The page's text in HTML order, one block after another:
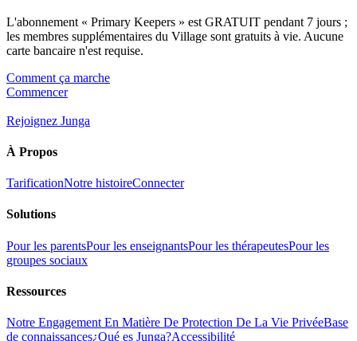
L'abonnement « Primary Keepers » est GRATUIT pendant 7 jours ;
les membres supplémentaires du Village sont gratuits à vie. Aucune
carte bancaire n'est requise.
Comment ça marche
Commencer
Rejoignez Junga
À Propos
TarificationNotre histoireConnecter
Solutions
Pour les parentsPour les enseignantsPour les thérapeutesPour les
groupes sociaux
Ressources
Notre Engagement En Matière De Protection De La Vie PrivéeBase
de connaissances¿Qué es Junga?Accessibilité